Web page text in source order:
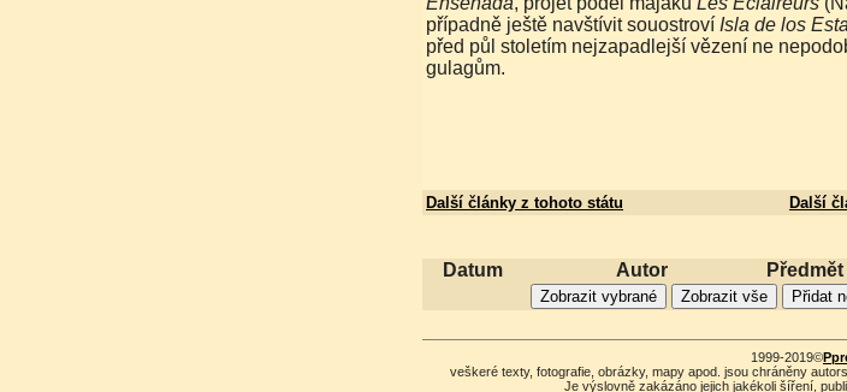
případně ještě navštívit souostroví Isla de los
před půl stoletím nejzapadlejší vězení ne
gulagům.
Další články z tohoto státu Další
Datum Autor Předmět
1999-2019©
veškeré texty, fotografie, obrázky, mapy apod. jsou chráněny
Je výslovně zakázáno jejich jakékoli šíření,